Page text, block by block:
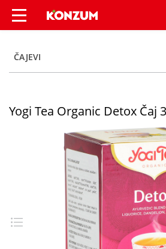
Yogi Tea Organic
ČAJEVI
Yogi Tea Organic Detox Čaj